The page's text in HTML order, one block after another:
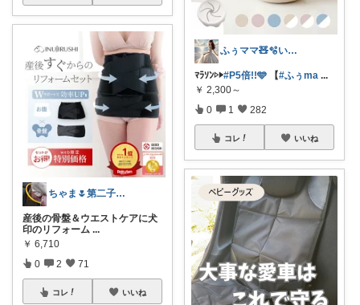
ちゃま🌷第二子妊娠中
産後の骨盤＆ウエストケアに犬
印のリフォーム ...
￥ 6,710
0 2 71
コレ いいね
ふぅママ🧸🫧いつも有難うございます
ﾏﾗｿﾝ▷▶︎#P5倍!!🩵 【#ふぅma ...
￥ 2,300～
0 1 282
コレ いいね